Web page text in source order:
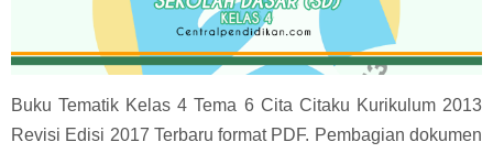
Buku Tematik Kelas 4 Tema 6 Cita Citaku Kurikulum 2013
Revisi Edisi 2017 Terbaru format PDF. Pembagian dokumen